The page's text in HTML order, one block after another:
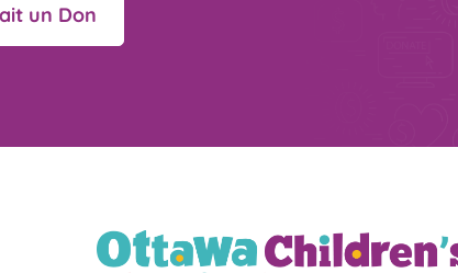
un Don